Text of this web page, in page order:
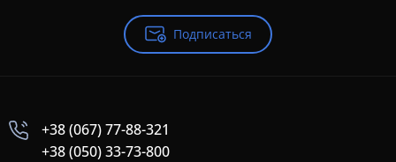
Подписаться
+38 (067) 77-88-321
+38 (050) 33-73-800